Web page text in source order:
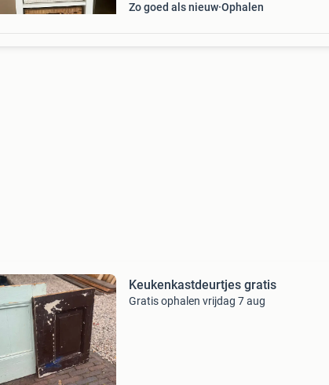
Zo goed als nieuw Ophalen
Keukenkastdeurtjes gratis
Gratis ophalen vrijdag 7 aug